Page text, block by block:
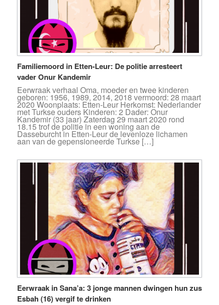
Familiemoord in Etten-Leur: De politie arresteert
vader Onur Kandemir
Eerwraak verhaal Oma, moeder en twee kinderen
geboren: 1956, 1989, 2014, 2018 vermoord: 28 maart
2020 Woonplaats: Etten-Leur Herkomst: Nederlander
met Turkse ouders Kinderen: 2 Dader: Onur
Kandemir (33 jaar) Zaterdag 29 maart 2020 rond
18.15 trof de politie in een woning aan de
Dasseburcht in Etten-Leur de levenloze lichamen
aan van de gepensioneerde Turkse […]
Eerwraak in Sana’a: 3 jonge mannen dwingen hun zus
Esbah (16) vergif te drinken